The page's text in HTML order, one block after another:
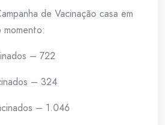
de Vacinação casa em
– 722
– 324
– 1.046